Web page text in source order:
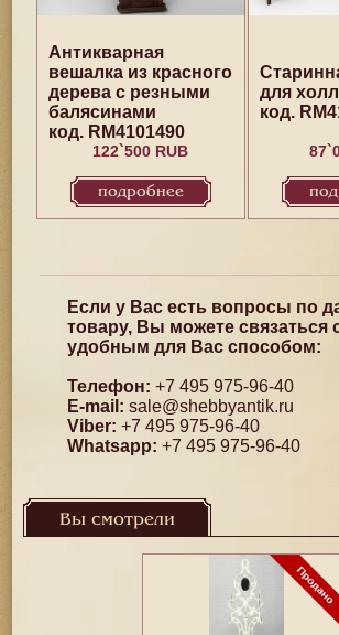
Антикварная
вешалка из красного
дерева с резными
балясинами
код. RM4101490
122`500 RUB
подробнее
для
код.
Если у Вас есть вопросы по
товару, Вы можете связаться
удобным для Вас способом:
Телефон: +7 495 975-96-40
E-mail: sale@shebbyantik.ru
Viber: +7 495 975-96-40
Whatsapp: +7 495 975-96-40
Вы смотрели